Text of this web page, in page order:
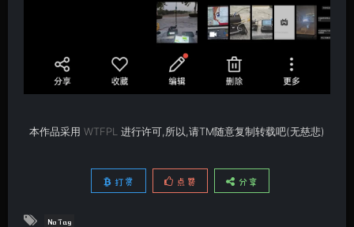
本作品采用 WTFPL 进行许可,所以,请TM随意复制转载吧(无慈悲)
打赏 点赞 分享
No Tag